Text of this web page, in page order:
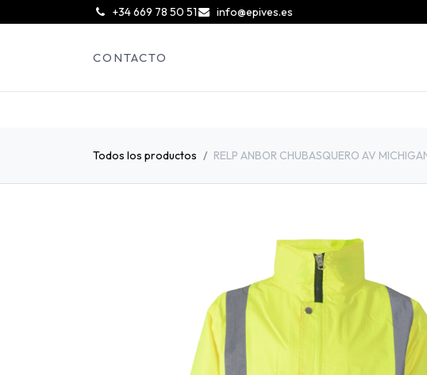
+34 669 78 50 51 info@epives.es
CONTACTO
Todos los productos RELP ANBOR CHUBASQUERO AV